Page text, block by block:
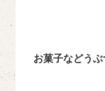
お菓子などう